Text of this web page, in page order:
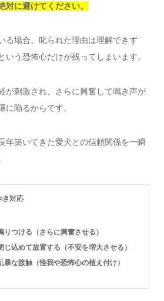
対に避けてください。
る場合、叱られた理由は理解できず
いう恐怖心だけが残ってしまいます。
が刺激され、さらに興奮して鳴き声が
に陥るからです。
年築いてきた愛犬との信頼関係を一瞬
き対応
りつける（さらに興奮させる）
じ込めて放置する（不安を増大させる）
暴な接触（怪我や恐怖心の植え付け）